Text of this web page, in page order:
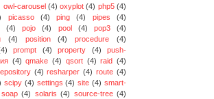
owl-carousel (4) oxyplot (4) php5 (4)
picasso (4) ping (4) pipes
(4)
(4) pojo (4) pool (4) pop3
(4)
(4) position (4) procedure
(4)
prompt (4) property (4)
push-
(4) qmake (4) qsort (4) raid (4)
(4) resharper (4) route (4)
scipy (4) settings (4) site (4) smart-
soap (4) solaris (4) source-tree (4)